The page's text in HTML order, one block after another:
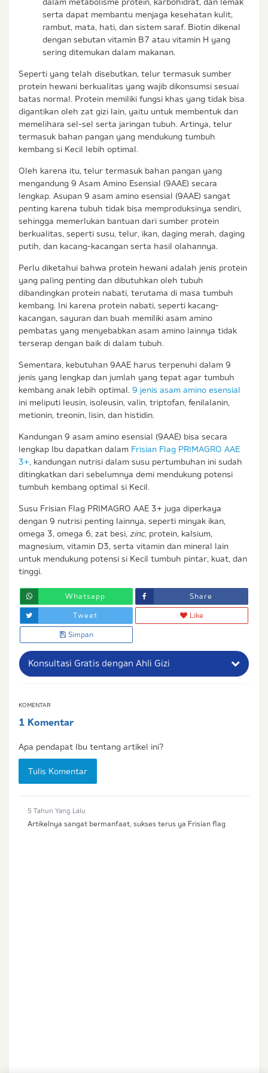
serta dapat membantu menjaga kesehatan kulit,
rambut, mata, hati, dan sistem saraf. Biotin dikenal
dengan sebutan vitamin B7 atau vitamin H yang
sering ditemukan dalam makanan.
Seperti yang telah disebutkan, telur termasuk sumber
protein hewani berkualitas yang wajib dikonsumsi sesuai
batas normal. Protein memiliki fungsi khas yang tidak bisa
digantikan oleh zat gizi lain, yaitu untuk membentuk dan
memelihara sel-sel serta jaringan tubuh. Artinya, telur
termasuk bahan pangan yang mendukung tumbuh
kembang si Kecil lebih optimal.
Oleh karena itu, telur termasuk bahan pangan yang
mengandung 9 Asam Amino Esensial (9AAE) secara
lengkap. Asupan 9 asam amino esensial (9AAE) sangat
penting karena tubuh tidak bisa memproduksinya sendiri,
sehingga memerlukan bantuan dari sumber protein
berkualitas, seperti susu, telur, ikan, daging merah, daging
putih, dan kacang-kacangan serta hasil olahannya.
Perlu diketahui bahwa protein hewani adalah jenis protein
yang paling penting dan dibutuhkan oleh tubuh
dibandingkan protein nabati, terutama di masa tumbuh
kembang. Ini karena protein nabati, seperti kacang-
kacangan, sayuran dan buah memiliki asam amino
pembatas yang menyebabkan asam amino lainnya tidak
terserap dengan baik di dalam tubuh.
Sementara, kebutuhan 9AAE harus terpenuhi dalam 9
jenis yang lengkap dan jumlah yang tepat agar tumbuh
kembang anak lebih optimal. 9 jenis asam amino esensial
ini meliputi leusin, isoleusin, valin, triptofan, fenilalanin,
metionin, treonin, lisin, dan histidin.
Kandungan 9 asam amino esensial (9AAE) bisa secara
lengkap Ibu dapatkan dalam Frisian Flag PRIMAGRO AAE
3+, kandungan nutrisi dalam susu pertumbuhan ini sudah
ditingkatkan dari sebelumnya demi mendukung potensi
tumbuh kembang optimal si Kecil.
Susu Frisian Flag PRIMAGRO AAE 3+ juga diperkaya
dengan 9 nutrisi penting lainnya, seperti minyak ikan,
omega 3, omega 6, zat besi, zinc, protein, kalsium,
magnesium, vitamin D3, serta vitamin dan mineral lain
untuk mendukung potensi si Kecil tumbuh pintar, kuat, dan
tinggi.
Whatsapp Share
Tweet Like
Simpan
Konsultasi Gratis dengan Ahli Gizi
No. Handphone (Whatsapp)
Buat Password
Status / Kondisi Ibu Saat Ini
Sedang Hamil
Sedang Hamil dan Memiliki Anak
KOMENTAR
1 Komentar
Apa pendapat Ibu tentang artikel ini?
Tulis Komentar
5 Tahun Yang Lalu
Artikelnya sangat bermanfaat, sukses terus ya Frisian flag